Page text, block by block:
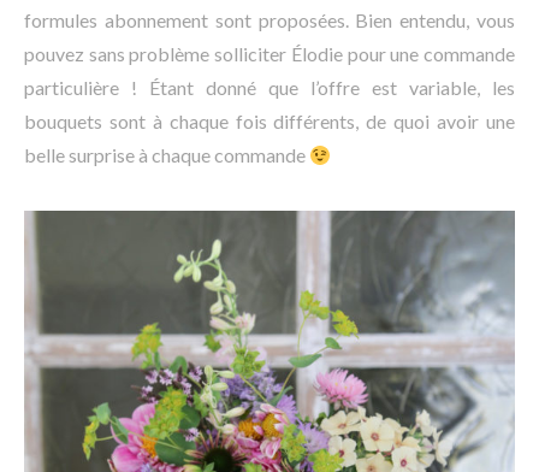
formules abonnement sont proposées. Bien entendu, vous
pouvez sans problème solliciter Élodie pour une commande
particulière ! Étant donné que l’offre est variable, les
bouquets sont à chaque fois différents, de quoi avoir une
belle surprise à chaque commande